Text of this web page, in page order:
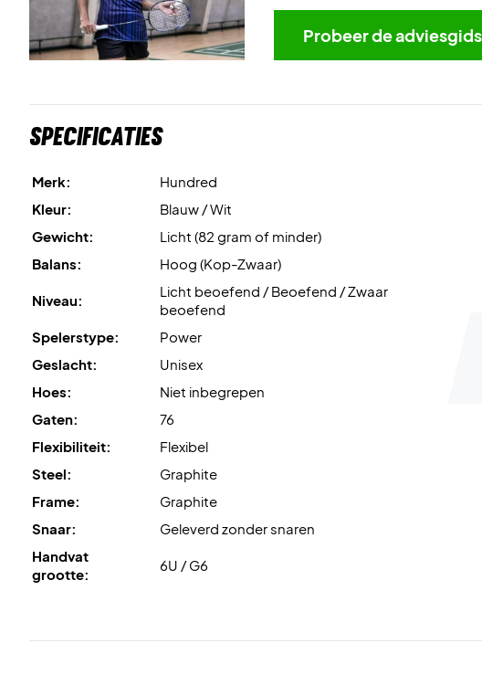
Probeer de adviesgids
Specificaties
Merk:
Hundred
Kleur:
Blauw / Wit
Gewicht:
Licht (82 gram of minder)
Balans:
Hoog (Kop-Zwaar)
Niveau:
Licht beoefend / Beoefend / Zwaar
beoefend
Spelerstype:
Power
Geslacht:
Unisex
Hoes:
Niet inbegrepen
Gaten:
76
Flexibiliteit:
Flexibel
Steel:
Graphite
Frame:
Graphite
Snaar:
Geleverd zonder snaren
Handvat
grootte:
6U / G6